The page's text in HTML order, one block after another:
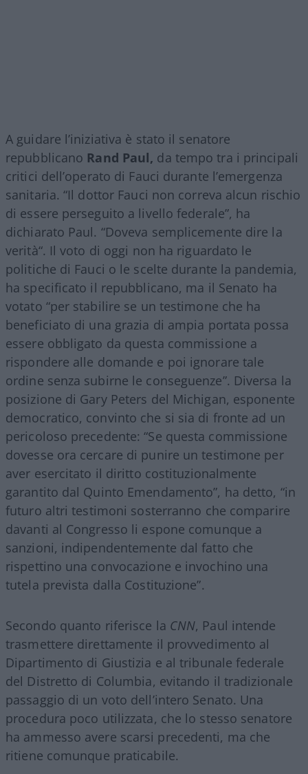
A guidare l’iniziativa è stato il senatore
repubblicano Rand Paul, da tempo tra i principali
critici dell’operato di Fauci durante l’emergenza
sanitaria. “Il dottor Fauci non correva alcun rischio
di essere perseguito a livello federale”, ha
dichiarato Paul. “Doveva semplicemente dire la
verità“. Il voto di oggi non ha riguardato le
politiche di Fauci o le scelte durante la pandemia,
ha specificato il repubblicano, ma il Senato ha
votato “per stabilire se un testimone che ha
beneficiato di una grazia di ampia portata possa
essere obbligato da questa commissione a
rispondere alle domande e poi ignorare tale
ordine senza subirne le conseguenze”. Diversa la
posizione di Gary Peters del Michigan, esponente
democratico, convinto che si sia di fronte ad un
pericoloso precedente: “Se questa commissione
dovesse ora cercare di punire un testimone per
aver esercitato il diritto costituzionalmente
garantito dal Quinto Emendamento”, ha detto, “in
futuro altri testimoni sosterranno che comparire
davanti al Congresso li espone comunque a
sanzioni, indipendentemente dal fatto che
rispettino una convocazione e invochino una
tutela prevista dalla Costituzione”.
Secondo quanto riferisce la CNN, Paul intende
trasmettere direttamente il provvedimento al
Dipartimento di Giustizia e al tribunale federale
del Distretto di Columbia, evitando il tradizionale
passaggio di un voto dell’intero Senato. Una
procedura poco utilizzata, che lo stesso senatore
ha ammesso avere scarsi precedenti, ma che
ritiene comunque praticabile.